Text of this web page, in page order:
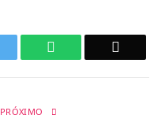
WhatsApp
PRÓXIMO